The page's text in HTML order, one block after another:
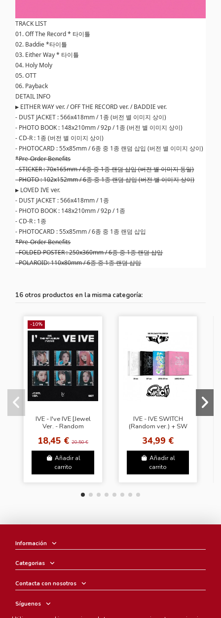
TRACK LIST
01. Off The Record * 타이틀
02. Baddie *타이틀
03. Either Way * 타이틀
04. Holy Moly
05. OTT
06. Payback
DETAIL INFO
▶ EITHER WAY ver. / OFF THE RECORD ver. / BADDIE ver.
- DUST JACKET : 566x418mm / 1종 (버전 별 이미지 상이)
- PHOTO BOOK : 148x210mm / 92p / 1종 (버전 별 이미지 상이)
- CD-R : 1종 (버전 별 이미지 상이)
- PHOTOCARD : 55x85mm / 6종 중 1종 랜덤 삽입 (버전 별 이미지 상이)
*Pre-Order Benefits
- STICKER : 70x165mm / 6종 중 1종 랜덤 삽입 (버전 별 이미지 동일)
- PHOTO : 102x152mm / 6종 중 1종 랜덤 삽입 (버전 별 이미지 상이)
▶ LOVED IVE ver.
- DUST JACKET : 566x418mm / 1종
- PHOTO BOOK : 148x210mm / 92p / 1종
- CD-R : 1종
- PHOTOCARD : 55x85mm / 6종 중 1종 랜덤 삽입
*Pre-Order Benefits
- FOLDED POSTER : 250x360mm / 6종 중 1종 랜덤 삽입
- POLAROID: 110x80mm / 6종 중 1종 랜덤 삽입
16 otros productos en la misma categoría:
-10%
IVE - I've IVE [Jewel
Ver. - Random
18,45 €20,50 €
Añadir al
carrito
IVE - IVE SWITCH
(Random ver.) + SW
34,99 €
Añadir al
carrito
Información
Categorias
Contacta con nosotros
Síguenos